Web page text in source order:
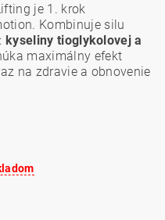
je 1. krok
Kombinuje silu
kyseliny tioglykolovej a
maximálny efekt
na zdravie a obnovenie